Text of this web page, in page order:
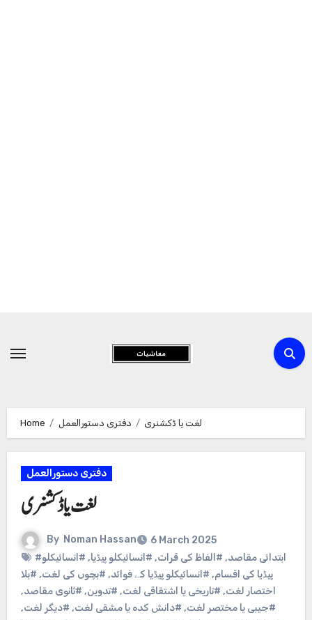
Content
Home دفتری دستورالعمل لغت یا ڈکشنری
دفتری دستورالعمل
لغت یا ڈکشنری
By Noman Hassan
6 March 2025
#ابتدائی مقاصد, #الفاظ کی قرات, #انسائیکلو پیڈیا, #انسائیکلو
پیڈیا کی اقسام, #انسائیکلو پیڈیا کے فوائد, #بچوں کی لغت, #بلا
اختصار لغت, #تاریخی یا اشتقاقی لغت, #تدوین, #ثانوی مقاصد,
#جیبی یا مختصر لغت, #دانش کده یا مشقی لغت, #دیگر لغت,